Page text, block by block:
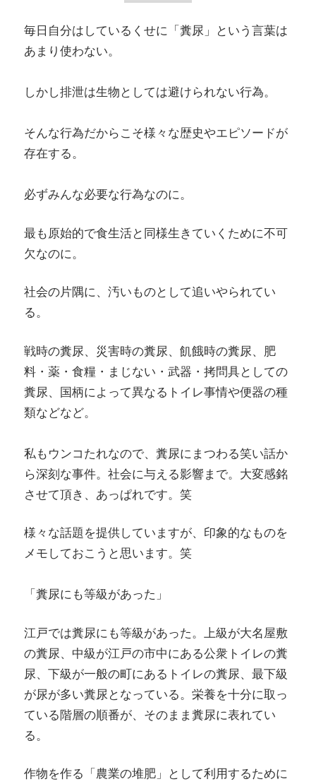
毎日自分はしているくせに「糞尿」という言葉は
あまり使わない。
しかし排泄は生物としては避けられない行為。
そんな行為だからこそ様々な歴史やエピソードが
存在する。
必ずみんな必要な行為なのに。
最も原始的で食生活と同様生きていくために不可
欠なのに。
社会の片隅に、汚いものとして追いやられてい
る。
戦時の糞尿、災害時の糞尿、飢餓時の糞尿、肥
料・薬・食糧・まじない・武器・拷問具としての
糞尿、国柄によって異なるトイレ事情や便器の種
類などなど。
私もウンコたれなので、糞尿にまつわる笑い話か
ら深刻な事件。社会に与える影響まで。大変感銘
させて頂き、あっぱれです。笑
様々な話題を提供していますが、印象的なものを
メモしておこうと思います。笑
「糞尿にも等級があった」
江戸では糞尿にも等級があった。上級が大名屋敷
の糞尿、中級が江戸の市中にある公衆トイレの糞
尿、下級が一般の町にあるトイレの糞尿、最下級
が尿が多い糞尿となっている。栄養を十分に取っ
ている階層の順番が、そのまま糞尿に表れてい
る。
作物を作る「農業の堆肥」として利用するために